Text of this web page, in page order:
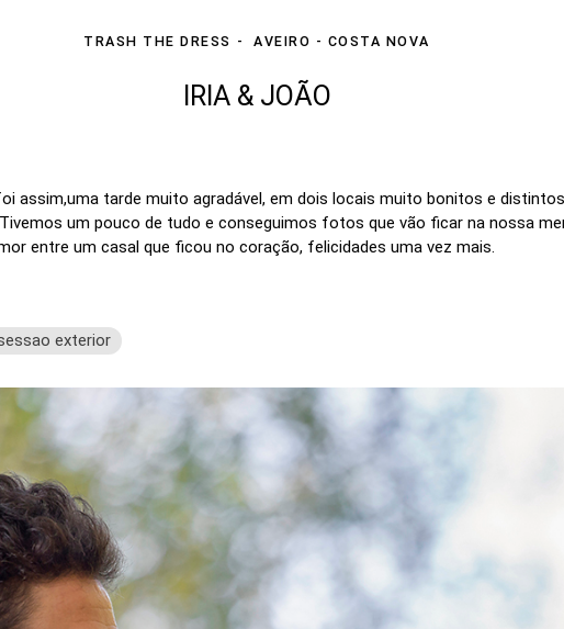
TRASH THE DRESS AVEIRO - COSTA NOVA
IRIA & JOÃO
assim,uma tarde muito agradável, em dois locais muito bonitos e
um pouco de tudo e conseguimos fotos que vão ficar na nossa
entre um casal que ficou no coração, felicidades uma vez mais.
exterior